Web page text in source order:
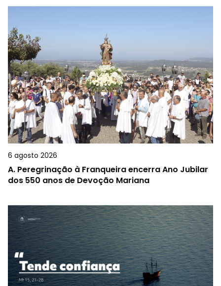
6 agosto 2026
A. Peregrinação à Franqueira encerra Ano Jubilar
dos 550 anos de Devoção Mariana